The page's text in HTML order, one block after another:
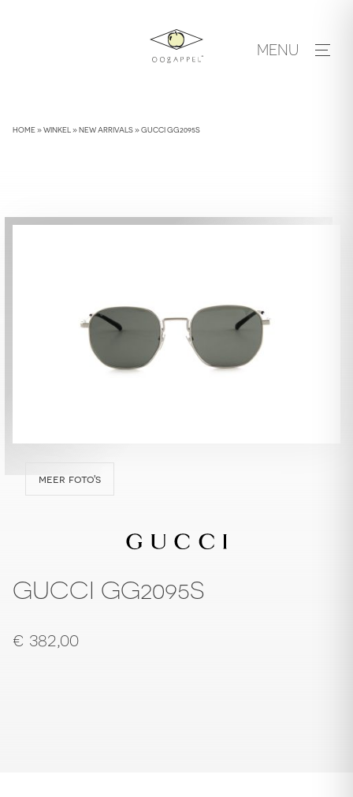
MENU
HOME»WINKEL »NEW ARRIVALS»GUCCI GG2095S
meer foto's
GUCCI GG2095S
€ 382,00